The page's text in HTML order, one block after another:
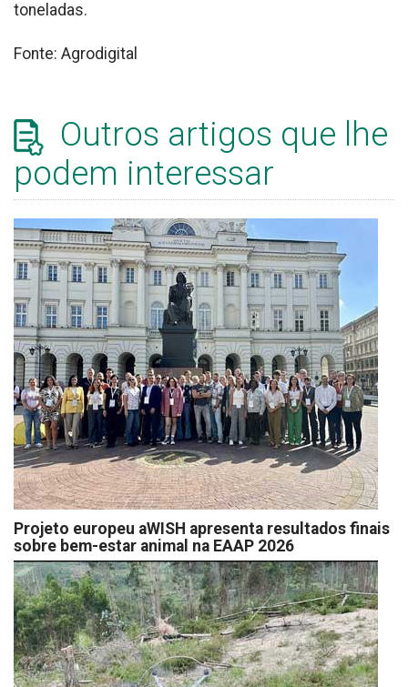
toneladas.
Fonte: Agrodigital
Outros artigos que lhe
podem interessar
Projeto europeu aWISH apresenta resultados finais
sobre bem-estar animal na EAAP 2026